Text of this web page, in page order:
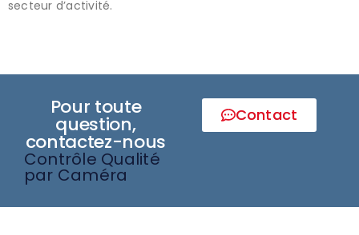
secteur d’activité.
Contact
Contrôle Qualité
par Caméra
Pour toute
question,
contactez-nous